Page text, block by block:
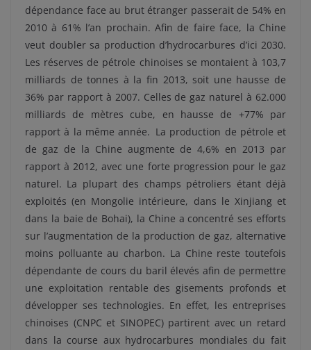
dépendance face au brut étranger passerait de 54% en
2010 à 61% l’an prochain. Afin de faire face, la Chine
veut doubler sa production d’hydrocarbures d’ici 2030.
Les réserves de pétrole chinoises se montaient à 103,7
milliards de tonnes à la fin 2013, soit une hausse de
36% par rapport à 2007. Celles de gaz naturel à 62.000
milliards de mètres cube, en hausse de +77% par
rapport à la même année. La production de pétrole et
de gaz de la Chine augmente de 4,6% en 2013 par
rapport à 2012, avec une forte progression pour le gaz
naturel. La plupart des champs pétroliers étant déjà
exploités (en Mongolie intérieure, dans le Xinjiang et
dans la baie de Bohai), la Chine a concentré ses efforts
sur l’augmentation de la production de gaz, alternative
moins polluante au charbon. La Chine reste toutefois
dépendante de cours du baril élevés afin de permettre
une exploitation rentable des gisements profonds et
développer ses technologies. En effet, les entreprises
chinoises (CNPC et SINOPEC) partirent avec un retard
dans la course aux hydrocarbures mondiales du fait